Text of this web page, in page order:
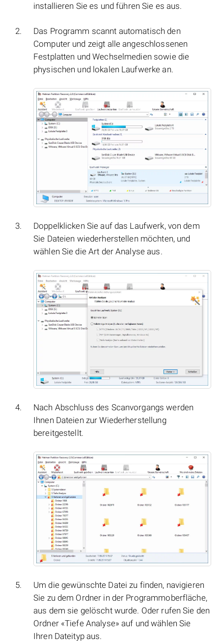
installieren Sie es und führen Sie es aus.
Das Programm scannt automatisch den
Computer und zeigt alle angeschlossenen
Festplatten und Wechselmedien sowie die
physischen und lokalen Laufwerke an.
Doppelklicken Sie auf das Laufwerk, von dem
Sie Dateien wiederherstellen möchten, und
wählen Sie die Art der Analyse aus.
Nach Abschluss des Scanvorgangs werden
Ihnen Dateien zur Wiederherstellung
bereitgestellt.
Um die gewünschte Datei zu finden, navigieren
Sie zu dem Ordner in der Programmoberfläche,
aus dem sie gelöscht wurde. Oder rufen Sie den
Ordner «Tiefe Analyse» auf und wählen Sie
Ihren Dateityp aus.